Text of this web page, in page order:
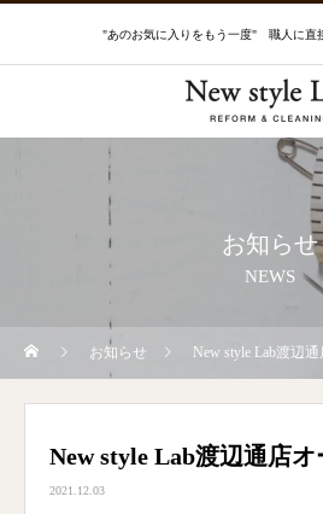
"あのお気に入りをもう一度" 職人に直
お知らせ
NEWS
お知らせ New style Lab渡辺
New style Lab渡辺通店オ
2021.12.03